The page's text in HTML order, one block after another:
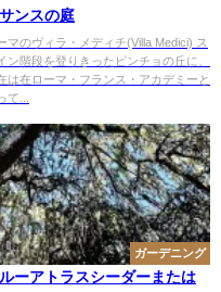
ンスの庭
マのヴィラ・メディチ(Villa Medici) ス
ン階段を登りきったピンチョの丘に、
は在ローマ・フランス・アカデミーと
て...
ガーデニング
ーアトラスシーダーまたは